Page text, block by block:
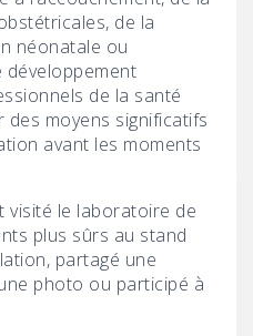
de la
néonatale ou
développement
de la santé
moyens significatifs
avant les moments
visité le laboratoire de
plus sûrs au stand
partagé une
photo ou participé à